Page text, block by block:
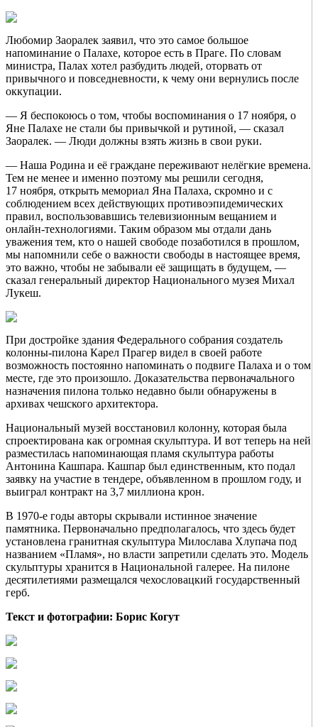
Любомир Заоралек заявил, что это самое большое
напоминание о Палахе, которое есть в Праге. По словам
министра, Палах хотел разбудить людей, оторвать от
привычного и повседневности, к чему они вернулись после
оккупации.
— Я беспокоюсь о том, чтобы воспоминания о 17 ноября, о
Яне Палахе не стали бы привычкой и рутиной, — сказал
Заоралек. — Люди должны взять жизнь в свои руки.
— Наша Родина и её граждане переживают нелёгкие времена.
Тем не менее и именно поэтому мы решили сегодня,
17 ноября, открыть мемориал Яна Палаха, скромно и с
соблюдением всех действующих противоэпидемических
правил, воспользовавшись телевизионным вещанием и
онлайн-технологиями. Таким образом мы отдали дань
уважения тем, кто о нашей свободе позаботился в прошлом,
мы напомнили себе о важности свободы в настоящее время,
это важно, чтобы не забывали её защищать в будущем, —
сказал генеральный директор Национального музея Михал
Лукеш.
При достройке здания Федерального собрания создатель
колонны-пилона Карел Прагер видел в своей работе
возможность постоянно напоминать о подвиге Палаха и о том
месте, где это произошло. Доказательства первоначального
назначения пилона только недавно были обнаружены в
архивах чешского архитектора.
Национальный музей восстановил колонну, которая была
спроектирована как огромная скульптура. И вот теперь на ней
разместилась напоминающая пламя скульптура работы
Антонина Кашпара. Кашпар был единственным, кто подал
заявку на участие в тендере, объявленном в прошлом году, и
выиграл контракт на 3,7 миллиона крон.
В 1970-е годы авторы скрывали истинное значение
памятника. Первоначально предполагалось, что здесь будет
установлена гранитная скульптура Милослава Хлупача под
названием «Пламя», но власти запретили сделать это. Модель
скульптуры хранится в Национальной галерее. На пилоне
десятилетиями размещался чехословацкий государственный
герб.
Текст и фотографии: Борис Когут